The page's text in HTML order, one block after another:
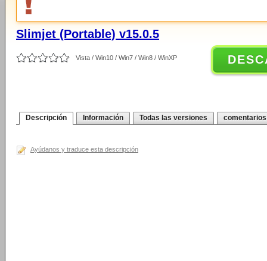
Slimjet (Portable) v15.0.5
Vista / Win10 / Win7 / Win8 / WinXP
Descripción Información Todas las versiones comentarios
Ayúdanos y traduce esta descripción